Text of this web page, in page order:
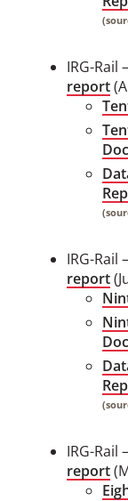
​​IRG-Rail –
report
​​IRG-Rail –
report
IRG-Rail –
report